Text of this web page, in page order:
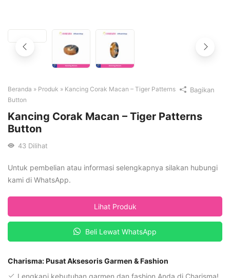
Beranda » Produk » Kancing Corak Macan – Tiger Patterns
Button
Kancing Corak Macan – Tiger Patterns
Button
43 Dilihat
Untuk pembelian atau informasi selengkapnya silakan hubungi
kami di WhatsApp.
Lihat Produk
Beli Lewat WhatsApp
Charisma: Pusat Aksesoris Garmen & Fashion
Lengkapi kebutuhan garmen dan fashion Anda di Charisma!
Bagikan